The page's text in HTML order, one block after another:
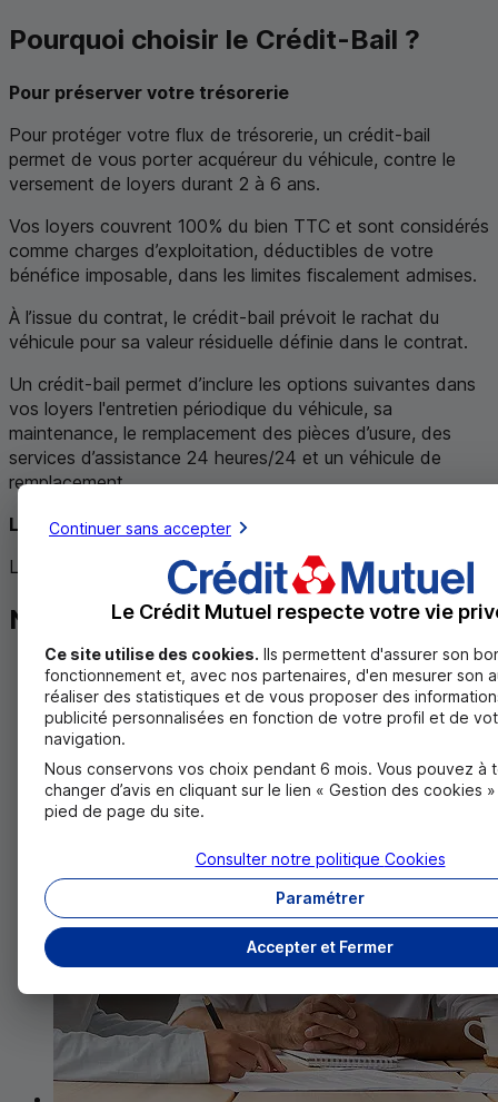
Pourquoi choisir le Crédit-Bail ?
Pour préserver votre trésorerie
Pour protéger votre flux de trésorerie, un crédit-bail
permet de vous porter acquéreur du véhicule, contre le
versement de loyers durant 2 à 6 ans.
Vos loyers couvrent 100% du bien TTC et sont considérés
comme charges d’exploitation, déductibles de votre
bénéfice imposable, dans les limites fiscalement admises.
À l’issue du contrat, le crédit-bail prévoit le rachat du
véhicule pour sa valeur résiduelle définie dans le contrat.
Un crédit-bail permet d’inclure les options suivantes dans
vos loyers l'entretien périodique du véhicule, sa
maintenance, le remplacement des pièces d’usure, des
services d’assistance 24 heures/24 et un véhicule de
remplacement.
Le coût du crédit-bail inclut les options choisies.
LE MAGAZiNE
Nos conseils pratiques
Continuer sans accepter
Le Crédit Mutuel respecte votre vie
Ce site utilise des cookies. Ils permettent d'assurer son
fonctionnement et, avec nos partenaires, d'en mesurer son
réaliser des statistiques et de vous proposer des
publicité personnalisées en fonction de votre profil et de
navigation.
Nous conservons vos choix pendant 6 mois. Vous pouvez à
changer d’avis en cliquant sur le lien « Gestion des cookies
pied de page du site.
Accepter et Fermer
Paramétrer
Consulter notre politique Cookies